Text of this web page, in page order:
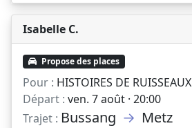
Isabelle C.
Propose des places
Pour : HISTOIRES DE RUISSEAUX
Départ : ven. 7 août · 20:00
Trajet : Bussang → Metz